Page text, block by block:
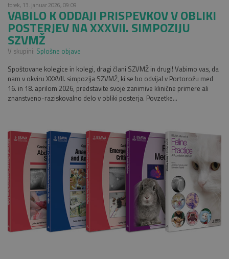
torek, 13. januar 2026, 09:09
VABILO K ODDAJI PRISPEVKOV V OBLIKI
POSTERJEV NA XXXVII. SIMPOZIJU
SZVMŽ
V skupini: Splošne objave
Spoštovane kolegice in kolegi, dragi člani SZVMŽ in drugi! Vabimo vas, da
nam v okviru XXXVII. simpozija SZVMŽ, ki se bo odvijal v Portorožu med
16. in 18. aprilom 2026, predstavite svoje zanimive klinične primere ali
znanstveno-raziskovalno delo v obliki posterja. Povzetke...